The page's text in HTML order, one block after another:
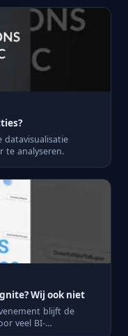
datavisualisatie
te analyseren.
Wij ook niet
blijft de
veel BI-